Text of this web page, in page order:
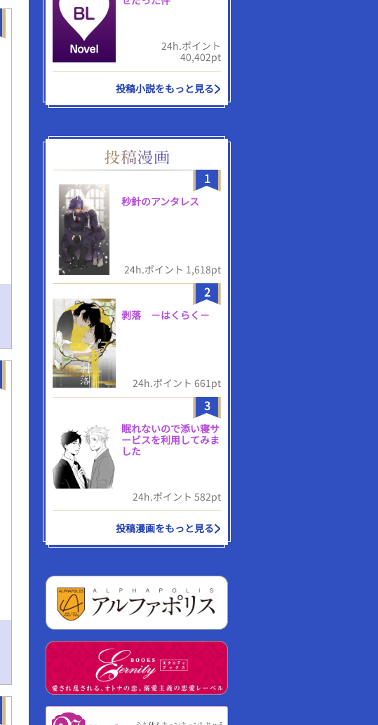
24h.ポイント
40,402pt
投稿小説をもっと見る
1
秒針のアンタレス
24h.ポイント 1,618pt
2
剥落 －はくらく－
24h.ポイント 661pt
3
眠れないので添い寝サ
ービスを利用してみま
した
24h.ポイント 582pt
投稿漫画をもっと見る